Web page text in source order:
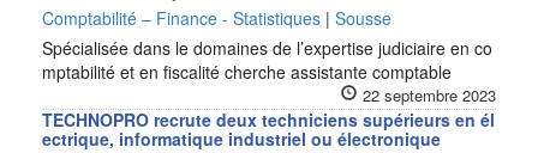
Comptabilité – Finance - Statistiques | Sousse
Spécialisée dans le domaines de l’expertise judiciaire en co
mptabilité et en fiscalité cherche assistante comptable
22 septembre 2023
TECHNOPRO recrute deux techniciens supérieurs en él
ectrique, informatique industriel ou électronique